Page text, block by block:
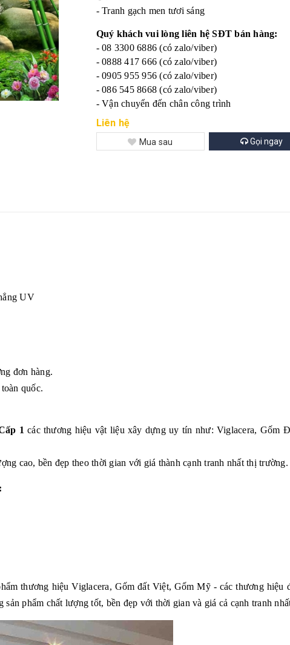
- Tranh gạch men tươi sáng
Quý khách vui lòng liên hệ SĐT bán hàng:
- 08 3300 6886 (có zalo/viber)
- 0888 417 666 (có zalo/viber)
- 0905 955 956 (có zalo/viber)
- 086 545 8668 (có zalo/viber)
- Vận chuyển đến chân công trình
Liên hệ
Mua sau Gọi ngay
UV
đơn hàng.
quốc.
1 các thương hiệu vật liệu xây dựng uy tín như: Viglacera, Gốm
cao, bền đẹp theo thời gian với giá thành cạnh tranh nhất thị trường.
thương hiệu Viglacera, Gốm đất Việt, Gốm Mỹ - các thương
sản phẩm chất lượng tốt, bền đẹp với thời gian và giá cả cạnh tranh